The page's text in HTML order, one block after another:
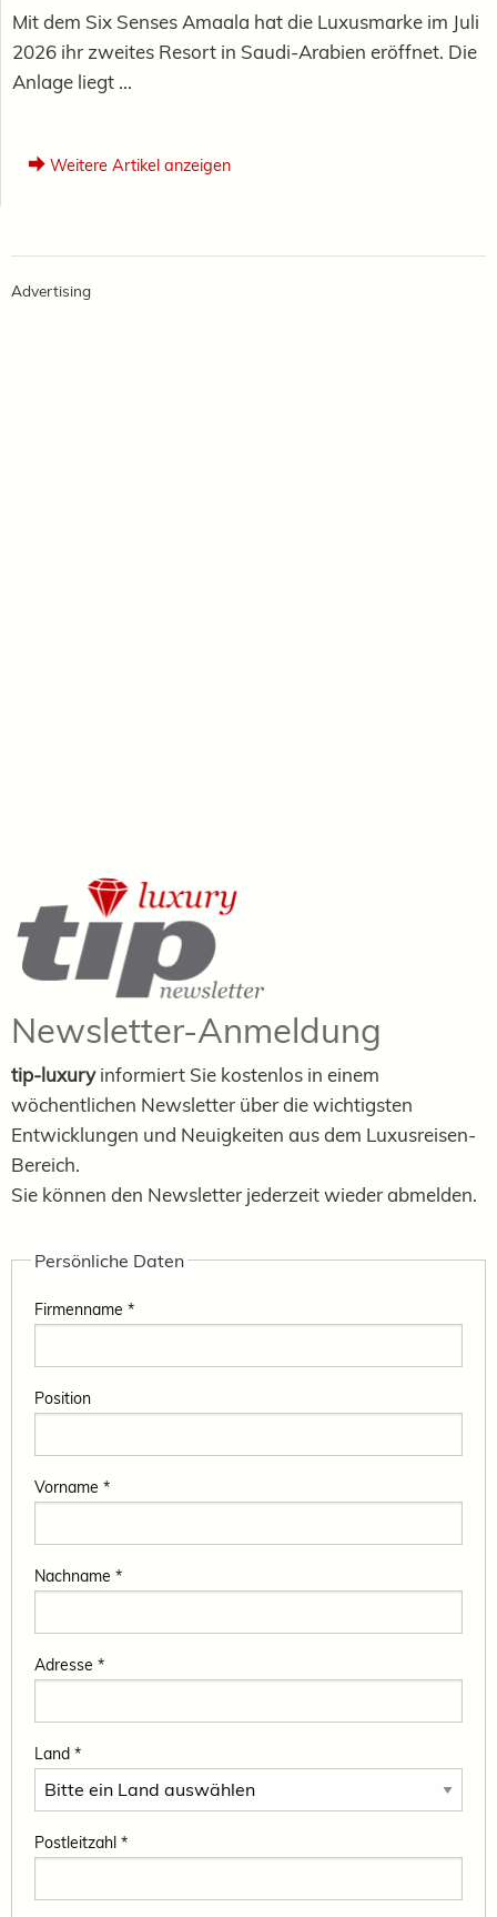
Mit dem Six Senses Amaala hat die Luxusmarke im Juli
2026 ihr zweites Resort in Saudi-Arabien eröffnet. Die
Anlage liegt ...
Weitere Artikel anzeigen
Advertising
Newsletter-Anmeldung
tip-luxuryinformiert Sie kostenlos in einem
wöchentlichen Newsletter über die wichtigsten
Entwicklungen und Neuigkeiten aus dem Luxusreisen-
Bereich.
Sie können den Newsletter jederzeit wieder abmelden.
Persönliche Daten
Firmenname *
Position
Vorname *
Nachname *
Adresse *
Land *
Postleitzahl *